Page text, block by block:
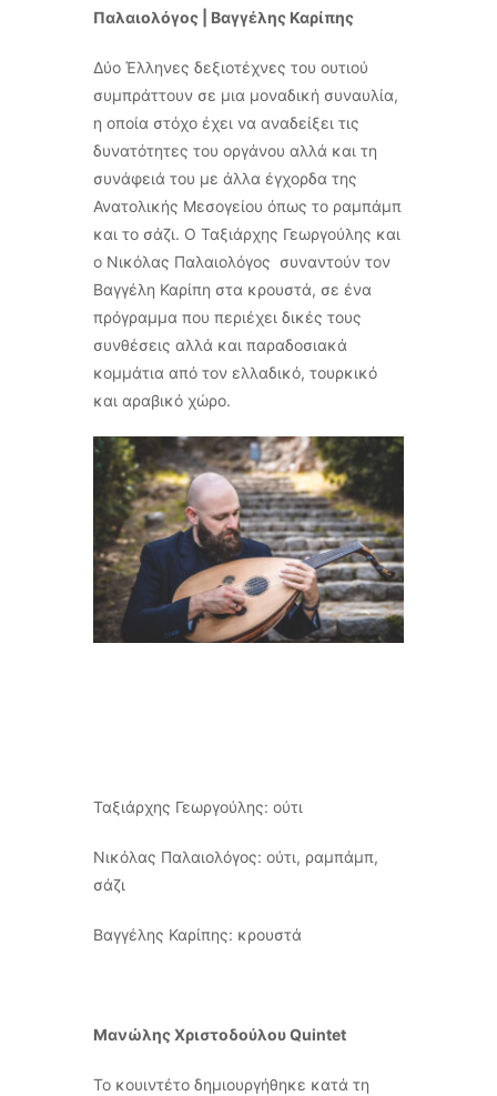
Παλαιολόγος | Βαγγέλης Καρίπης
Δύο Έλληνες δεξιοτέχνες του ουτιού
συμπράττουν σε μια μοναδική συναυλία,
η οποία στόχο έχει να αναδείξει τις
δυνατότητες του οργάνου αλλά και τη
συνάφειά του με άλλα έγχορδα της
Ανατολικής Μεσογείου όπως το ραμπάμπ
και το σάζι. Ο Ταξιάρχης Γεωργούλης και
ο Νικόλας Παλαιολόγος συναντούν τον
Βαγγέλη Καρίπη στα κρουστά, σε ένα
πρόγραμμα που περιέχει δικές τους
συνθέσεις αλλά και παραδοσιακά
κομμάτια από τον ελλαδικό, τουρκικό
και αραβικό χώρο.
Ταξιάρχης Γεωργούλης: ούτι
Νικόλας Παλαιολόγος: ούτι, ραμπάμπ,
σάζι
Βαγγέλης Καρίπης: κρουστά
Μανώλης Χριστοδούλου Quintet
Το κουιντέτο δημιουργήθηκε κατά τη